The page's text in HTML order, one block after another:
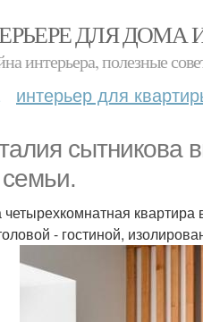
ДЛЯ ДОМА
интерьера, полезные
интерьер для
сытникова
- гостиной,